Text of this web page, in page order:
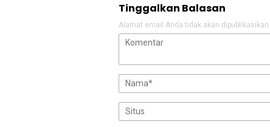
Tinggalkan Balasan
Alamat email Anda tidak akan dipublikasikan.